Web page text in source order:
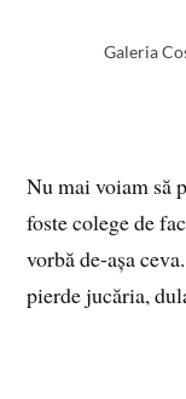
Galeria
Nu mai voiam să
foste colege de
vorbă de-așa
pierde jucăria,